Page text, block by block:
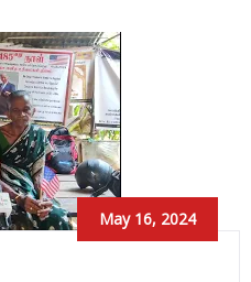
May 16, 2024